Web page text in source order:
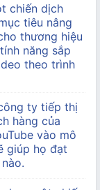
chiến dịch
tiêu nâng
thương hiệu
năng sắp
theo trình
ty tiếp thị
hàng của
vào mô
giúp họ đạt